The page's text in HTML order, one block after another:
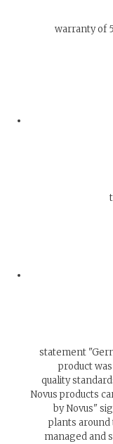
warranty of
statement
product
quality
Novus products
by Novus"
plants
managed and